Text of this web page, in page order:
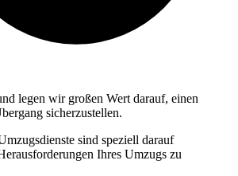
legen wir großen Wert darauf, einen
sicherzustellen.
sind speziell darauf
Ihres Umzugs zu